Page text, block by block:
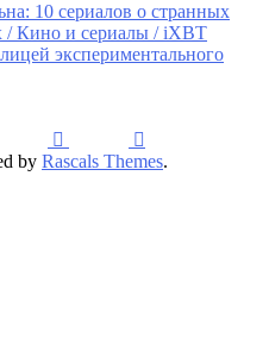
10 сериалов о странных
/ Кино и сериалы / iXBT
экспериментального
by Rascals Themes.